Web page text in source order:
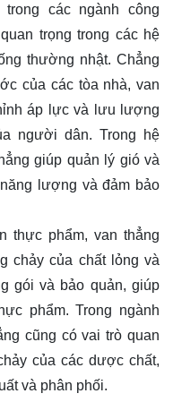
các ngành công
trọng trong các hệ
thường nhật. Chẳng
của các tòa nhà, van
áp lực và lưu lượng
người dân. Trong hệ
giúp quản lý gió và
lượng và đảm bảo
thực phẩm, van thẳng
chảy của chất lỏng và
gói và bảo quản, giúp
phẩm. Trong ngành
cũng có vai trò quan
của các dược chất,
và phân phối.